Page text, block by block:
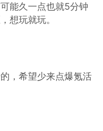
能久一点也就5分钟
想玩就玩。
，希望少来点爆氪活